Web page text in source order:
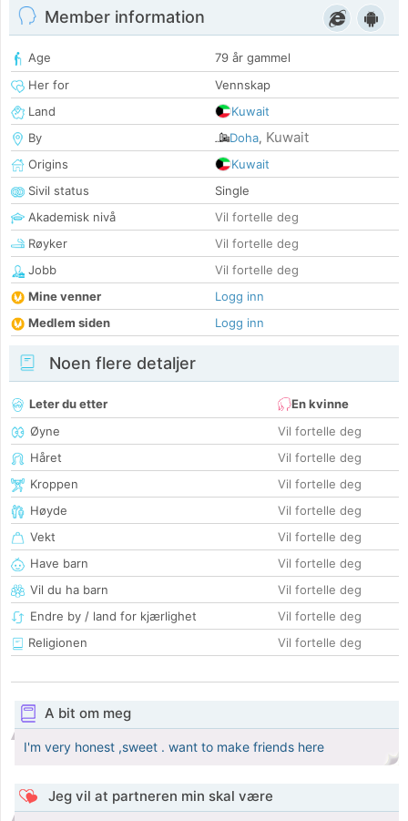
Member information
Age
79 år gammel
Her for
Vennskap
Land
Kuwait
By
Doha, Kuwait
Origins
Kuwait
Sivil status
Single
Akademisk nivå
Vil fortelle deg
Røyker
Vil fortelle deg
Jobb
Vil fortelle deg
Mine venner
Logg inn
Medlem siden
Logg inn
Noen flere detaljer
Leter du etter
En kvinne
Øyne
Vil fortelle deg
Håret
Vil fortelle deg
Kroppen
Vil fortelle deg
Høyde
Vil fortelle deg
Vekt
Vil fortelle deg
Have barn
Vil fortelle deg
Vil du ha barn
Vil fortelle deg
Endre by / land for kjærlighet
Vil fortelle deg
Religionen
Vil fortelle deg
A bit om meg
I'm very honest ,sweet . want to make friends here
Jeg vil at partneren min skal være